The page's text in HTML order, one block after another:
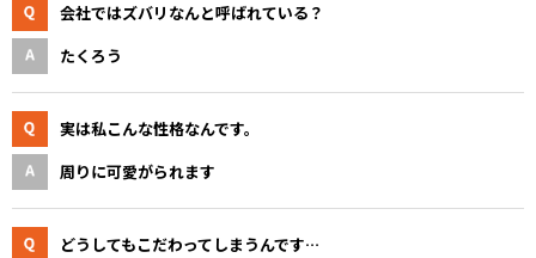
会社ではズバリなんと呼ばれている？
たくろう
実は私こんな性格なんです。
周りに可愛がられます
どうしてもこだわってしまうんです…